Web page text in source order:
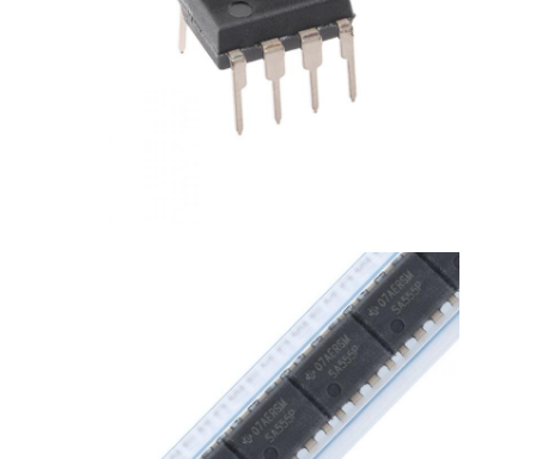
Полупроводниковое реле
Фил -фишек управления питанием